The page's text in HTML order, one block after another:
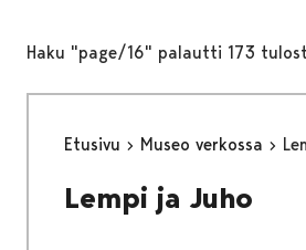
Haku "page/16" palautti 173
Etusivu Museo verkossa
Lempi ja Juho